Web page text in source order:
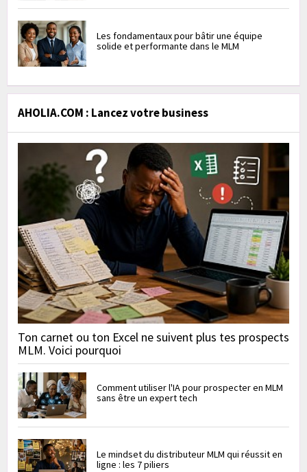
Les fondamentaux pour bâtir une équipe
solide et performante dans le MLM
AHOLIA.COM : Lancez votre business
Ton carnet ou ton Excel ne suivent plus tes prospects
MLM. Voici pourquoi
Comment utiliser l'IA pour prospecter en MLM
sans être un expert tech
Le mindset du distributeur MLM qui réussit en
ligne : les 7 piliers